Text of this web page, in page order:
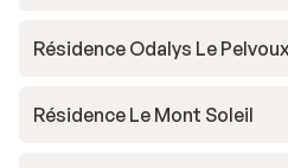
Résidence Odalys Le Pelvoux
Résidence Le Mont Soleil